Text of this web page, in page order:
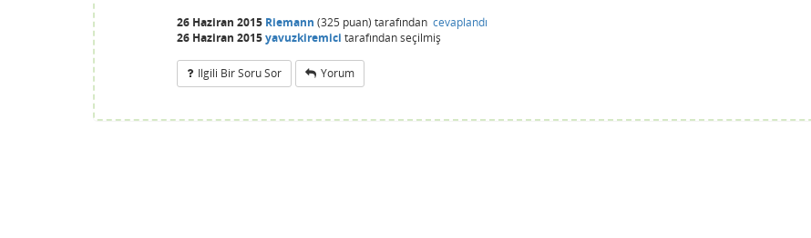
26 Haziran 2015 Riemann (325 puan) tarafından cevaplandı
26 Haziran 2015yavuzkiremici tarafındanseçilmiş
Ilgili Bir Soru Sor Yorum